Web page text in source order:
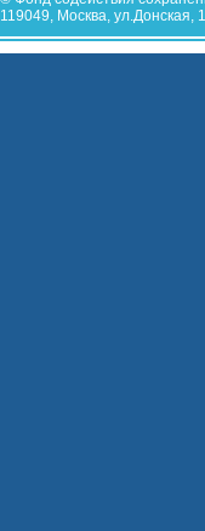
119049, Москва, ул.Донская,